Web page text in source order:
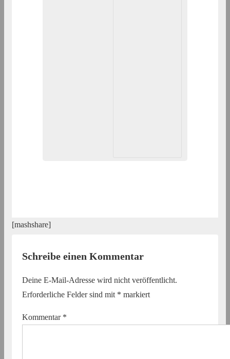
[mashshare]
Schreibe einen Kommentar
Deine E-Mail-Adresse wird nicht veröffentlicht.
Erforderliche Felder sind mit * markiert
Kommentar *